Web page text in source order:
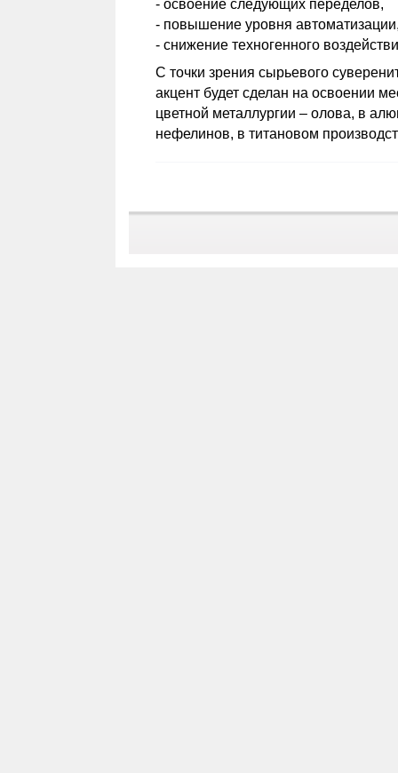
- освоение следующих переделов,
- повышение уровня
- снижение техногенного
С точки зрения сырьевого
акцент будет сделан на освоении
цветной металлургии – олова, в
нефелинов, в титановом